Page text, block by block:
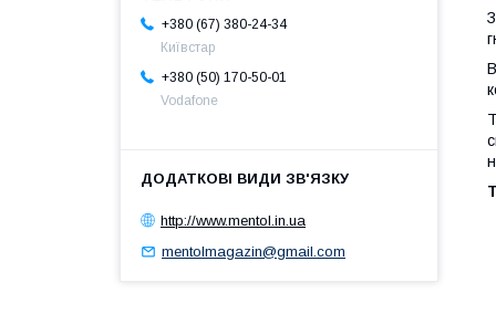
+380 (67) 380-24-34
Київстар
+380 (50) 170-50-01
Vodafone
http://www.mentol.in.ua
mentolmagazin@gmail.com